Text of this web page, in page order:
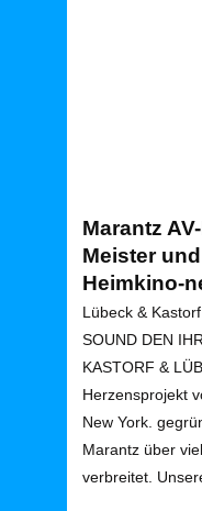
Marantz
Meister
Heimkino-
Lübeck &
SOUND DEN
KASTORF &
Herzensprojekt
New York.
Marantz über
verbreitet.